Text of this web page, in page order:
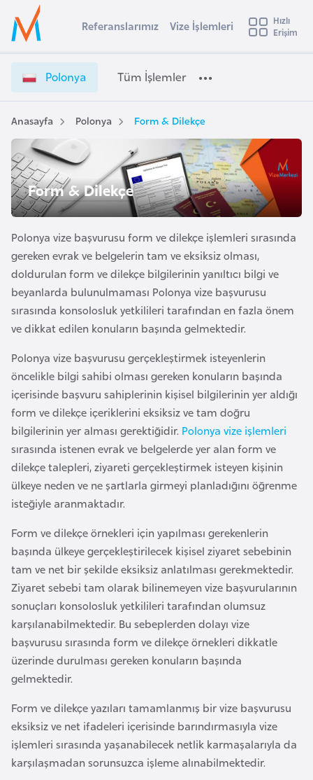
Ülke Seçimi
Başvuru yapmak istediğiniz ülkeyi seçin
Üye
Girişi
o
o
n
i
z
e
İ
ş
l
e
m
e
r
e
ş
i
Referanslarımız Vize İşlemleri
Hızlı
Erişim
Polonya Tüm İşlemler
Anasayfa Polonya Form & Dilekçe
Form & Dilekçe
Polonya vize başvurusu form ve dilekçe işlemleri sırasında
gereken evrak ve belgelerin tam ve eksiksiz olması,
doldurulan form ve dilekçe bilgilerinin yanıltıcı bilgi ve
beyanlarda bulunulmaması Polonya vize başvurusu
sırasında konsolosluk yetkilileri tarafından en fazla önem
ve dikkat edilen konuların başında gelmektedir.
Polonya vize başvurusu gerçekleştirmek isteyenlerin
öncelikle bilgi sahibi olması gereken konuların başında
içerisinde başvuru sahiplerinin kişisel bilgilerinin yer aldığı
form ve dilekçe içeriklerini eksiksiz ve tam doğru
bilgilerinin yer alması gerektiğidir. Polonya vize işlemleri
sırasında istenen evrak ve belgelerde yer alan form ve
dilekçe talepleri, ziyareti gerçekleştirmek isteyen kişinin
ülkeye neden ve ne şartlarla girmeyi planladığını öğrenme
isteğiyle aranmaktadır.
Form ve dilekçe örnekleri için yapılması gerekenlerin
başında ülkeye gerçekleştirilecek kişisel ziyaret sebebinin
tam ve net bir şekilde eksiksiz anlatılması gerekmektedir.
Ziyaret sebebi tam olarak bilinemeyen vize başvurularının
sonuçları konsolosluk yetkilileri tarafından olumsuz
karşılanabilmektedir. Bu sebeplerden dolayı vize
başvurusu sırasında form ve dilekçe örnekleri dikkatle
üzerinde durulması gereken konuların başında
gelmektedir.
Form ve dilekçe yazıları tamamlanmış bir vize başvurusu
eksiksiz ve net ifadeleri içerisinde barındırmasıyla vize
işlemleri sırasında yaşanabilecek netlik karmaşalarıyla da
karşılaşmadan sorunsuzca işleme alınabilmektedir.
s
t
r
a
A
v
u
t
u
r
y
a
A
z
e
r
b
a
y
c
a
B
a
h
r
e
y
n
B
a
n
g